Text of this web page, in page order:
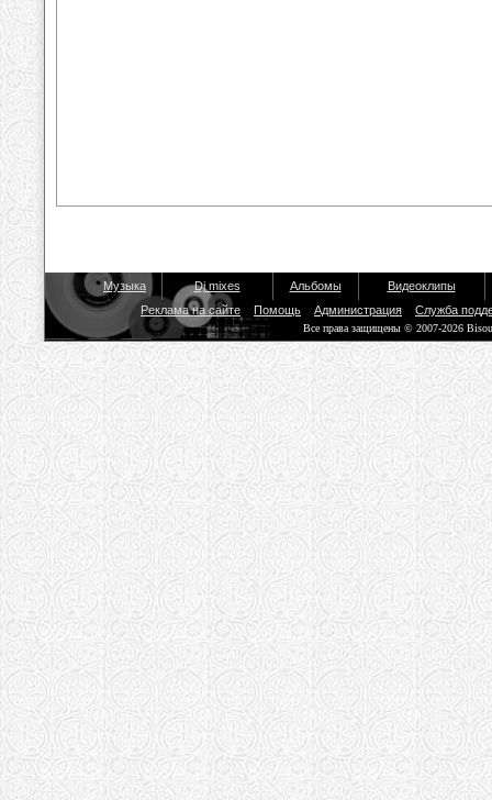
Музыка Dj mixes Альбомы
Видеоклипы
Реклама на сайте
Помощь Администрация Служба
Все права защищены © 2007-2026